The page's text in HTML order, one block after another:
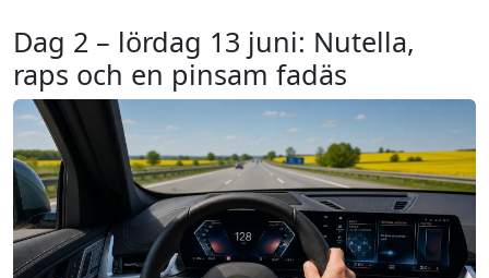
Dag 2 – lördag 13 juni: Nutella,
raps och en pinsam fadäs